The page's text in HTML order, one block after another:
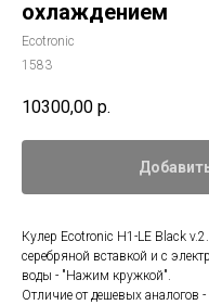
охлаждением
Ecotronic
1583
10300,00 р.
Кулер Ecotronic H1-LE Black
серебряной вставкой и с
воды - "Нажим кружкой".
Отличие от дешевых аналогов